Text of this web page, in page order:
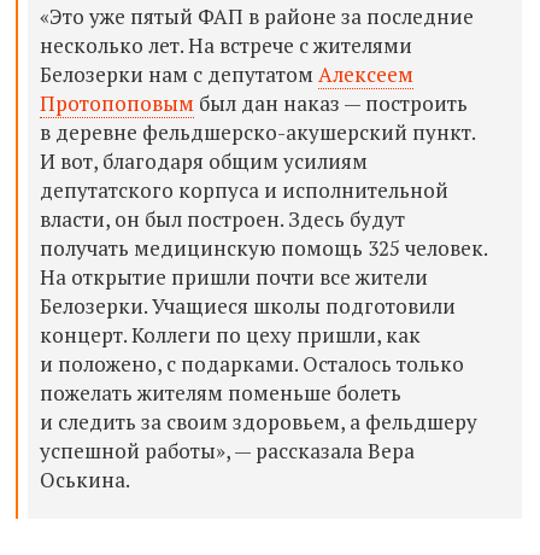
«Это уже пятый ФАП в районе за последние
несколько лет. На встрече с жителями
Белозерки нам с депутатом Алексеем
Протопоповым был дан наказ — построить
в деревне фельдшерско-акушерский пункт.
И вот, благодаря общим усилиям
депутатского корпуса и исполнительной
власти, он был построен. Здесь будут
получать медицинскую помощь 325 человек.
На открытие пришли почти все жители
Белозерки. Учащиеся школы подготовили
концерт. Коллеги по цеху пришли, как
и положено, с подарками. Осталось только
пожелать жителям поменьше болеть
и следить за своим здоровьем, а фельдшеру
успешной работы», — рассказала Вера
Оськина.